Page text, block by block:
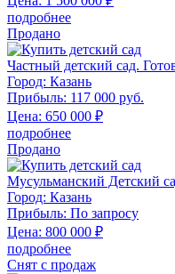
подробнее
Продано
Частный детский сад.
Город: Казань
Прибыль: 117 000 руб.
Цена: 650 000 ₽
подробнее
Продано
Мусульманский Детский
Город: Казань
Прибыль: По запросу
Цена: 800 000 ₽
подробнее
Снят с продаж